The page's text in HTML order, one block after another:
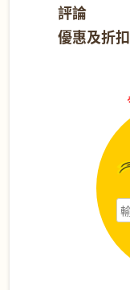
評論
優惠及折扣